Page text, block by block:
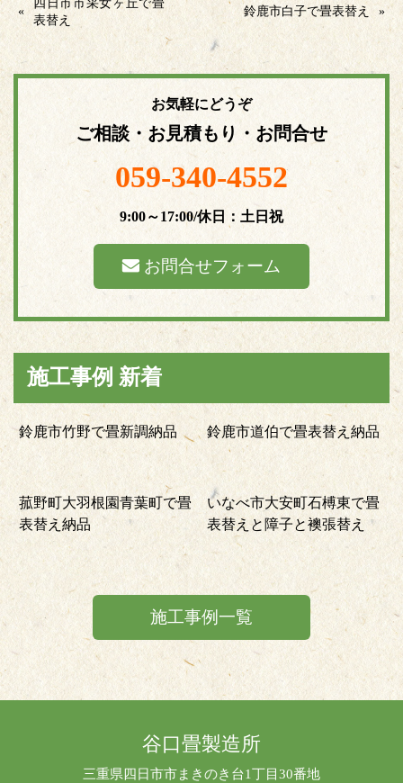
«
四日市市采女ヶ丘で畳
表替え
鈴鹿市白子で畳表替え »
お気軽にどうぞ
ご相談・お見積もり・お問合せ
059-340-4552
9:00～17:00/休日：土日祝
お問合せフォーム
施工事例 新着
鈴鹿市竹野で畳新調納品 鈴鹿市道伯で畳表替え納品
菰野町大羽根園青葉町で畳
表替え納品
いなべ市大安町石榑東で畳
表替えと障子と襖張替え
施工事例一覧
谷口畳製造所
三重県四日市市まきのき台1丁目30番地